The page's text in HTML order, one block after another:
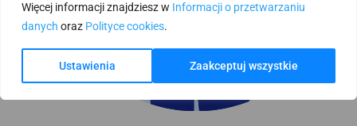
Więcej informacji znajdziesz w Informacji o przetwarzaniu
danych oraz Polityce cookies.
Ustawienia Zaakceptuj wszystkie